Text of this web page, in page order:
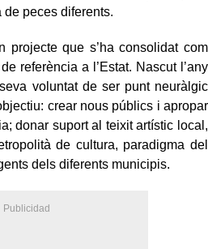
peces diferents.
projecte que s’ha consolidat com
referència a l’Estat. Nascut l’any
voluntat de ser punt neuràlgic
crear nous públics i apropar
donar suport al teixit artístic local,
de cultura, paradigma del
dels diferents municipis.